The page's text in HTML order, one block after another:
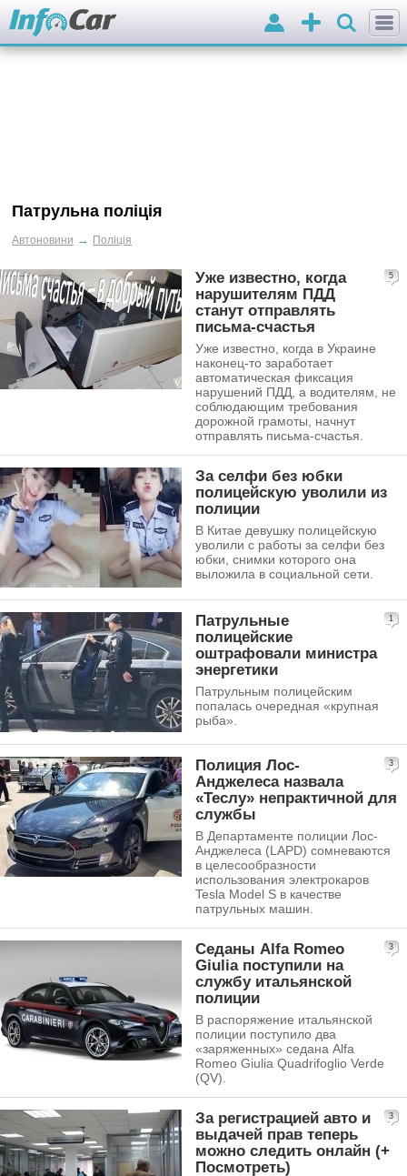
Додати
оголошення
Вхід
Патрульна поліція
Автоновини → Поліція
5
Уже известно, когда
нарушителям ПДД
станут отправлять
письма-счастья
Уже известно, когда в Украине
наконец-то заработает
автоматическая фиксация
нарушений ПДД, а водителям, не
соблюдающим требования
дорожной грамоты, начнут
отправлять письма-счастья.
За селфи без юбки
полицейскую уволили из
полиции
В Китае девушку полицейскую
уволили с работы за селфи без
юбки, снимки которого она
выложила в социальной сети.
1
Патрульные
полицейские
оштрафовали министра
энергетики
Патрульным полицейским
попалась очередная «крупная
рыба».
3
Полиция Лос-
Анджелеса назвала
«Теслу» непрактичной для
службы
В Департаменте полиции Лос-
Анджелеса (LAPD) сомневаются
в целесообразности
использования электрокаров
Tesla Model S в качестве
патрульных машин.
3
Седаны Alfa Romeo
Giulia поступили на
службу итальянской
полиции
В распоряжение итальянской
полиции поступило два
«заряженных» седана Alfa
Romeo Giulia Quadrifoglio Verde
(QV).
3
За регистрацией авто и
выдачей прав теперь
можно следить онлайн (+
Посмотреть)